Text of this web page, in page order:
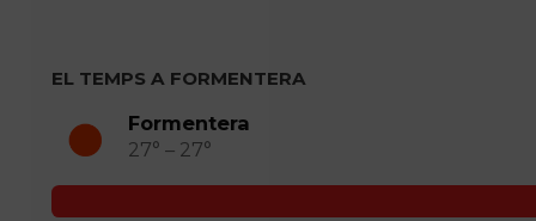
EL TEMPS A FORMENTERA
Formentera
27° – 27°